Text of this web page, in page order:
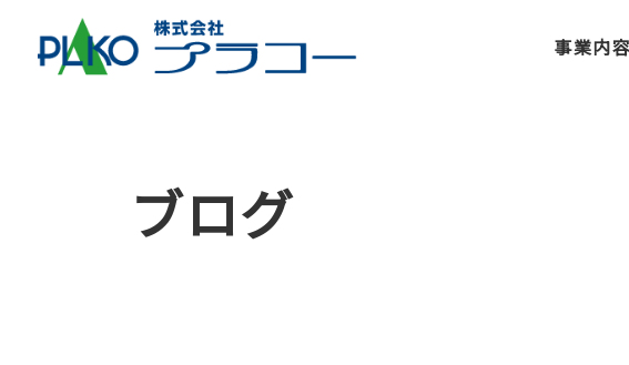
事業内容
ブログ